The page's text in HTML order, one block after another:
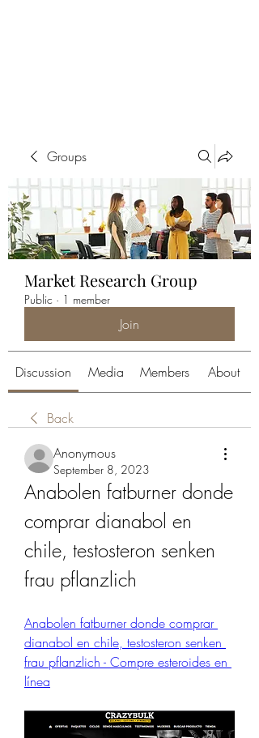
Groups
Market Research Group
Public · 1 member
Join
Discussion Media Members About
Back
Anonymous
September 8, 2023
Anabolen fatburner donde
comprar dianabol en
chile, testosteron senken
frau pflanzlich
Anabolen fatburner donde comprar
dianabol en chile, testosteron senken
frau pflanzlich - Compre esteroides en
línea